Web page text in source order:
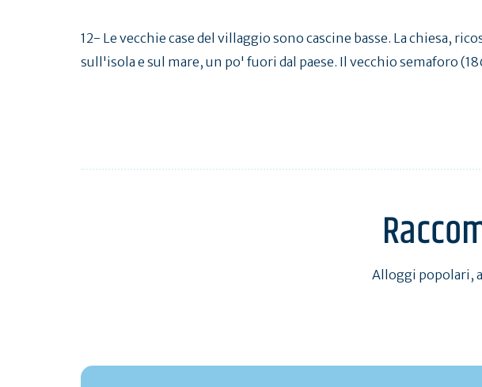
12- Le vecchie case del villaggio sono cascine basse. La chiesa,
sull'isola e sul mare, un po' fuori dal paese. Il vecchio semaforo
Alloggi popolari,